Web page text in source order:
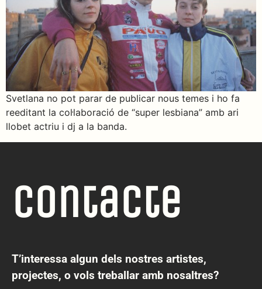
Svetlana no pot parar de publicar nous temes i ho fa
reeditant la col·laboració de “super lesbiana” amb ari
llobet actriu i dj a la banda.
Contacte
T’interessa algun dels nostres artistes,
projectes, o vols treballar amb nosaltres?